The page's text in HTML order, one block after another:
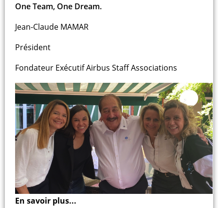
One Team, One Dream.
Jean-Claude MAMAR
Président
Fondateur Exécutif Airbus Staff Associations
En savoir plus...